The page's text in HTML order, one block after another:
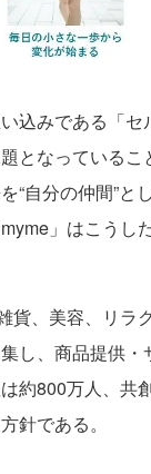
みである「セ
となっているこ
“自分の仲間”と
」はこうし
貨、美容、リラ
し、商品提供
約800万人、共
針である。